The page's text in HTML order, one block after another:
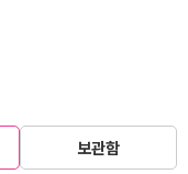
보관함